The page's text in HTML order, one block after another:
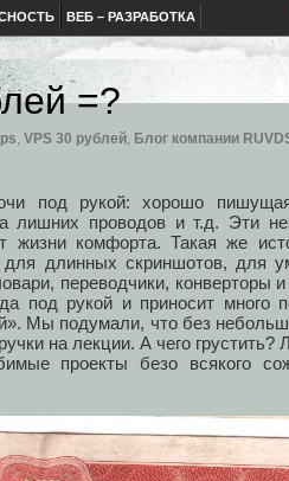
ВЕБ – РАЗРАБОТКА
=?
, VPS 30 рублей, Блог компании
под рукой: хорошо
лишних проводов и т.д. Эти
комфорта. Такая же
длинных скриншотов, для
переводчики, конверторы
под рукой и приносит много
Мы подумали, что без
на лекции. А чего грустить?
проекты безо всякого